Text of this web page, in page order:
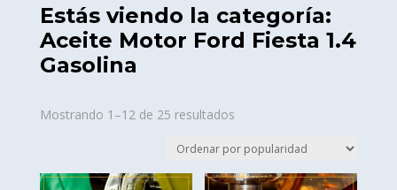
Estás viendo la categoría:
Aceite Motor Ford Fiesta 1.4
Gasolina
Mostrando 1–12 de 25 resultadosSorted
popularity